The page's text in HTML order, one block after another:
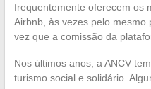
frequentemente oferecem os
Airbnb, às vezes pelo
vez que a comissão da
Nos últimos anos, a ANCV
turismo social e solidário.